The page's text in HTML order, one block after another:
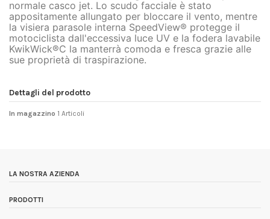
normale casco jet. Lo scudo facciale è stato
appositamente allungato per bloccare il vento, mentre
la visiera parasole interna SpeedView® protegge il
motociclista dall'eccessiva luce UV e la fodera lavabile
KwikWick®C la manterrà comoda e fresca grazie alle
sue proprietà di traspirazione.
Dettagli del prodotto
In magazzino 1 Articoli
LA NOSTRA AZIENDA
PRODOTTI